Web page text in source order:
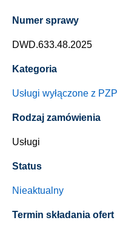
Numer sprawy
DWD.633.48.2025
Kategoria
Usługi wyłączone z PZP
Rodzaj zamówienia
Usługi
Status
Nieaktualny
Termin składania ofert